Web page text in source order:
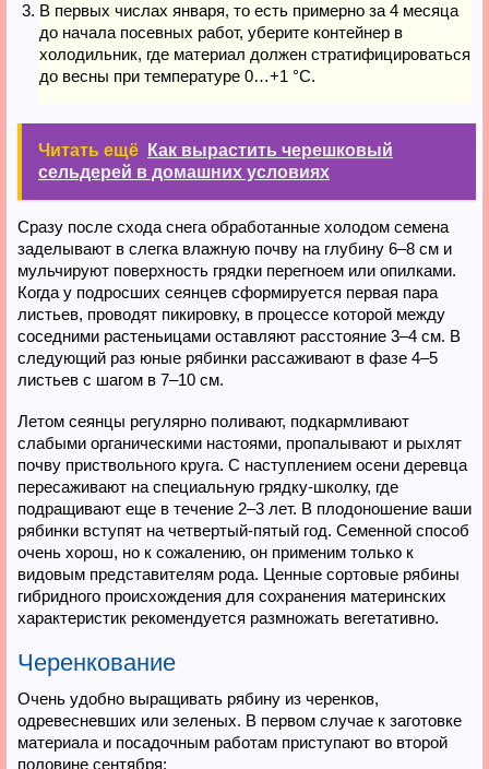
В первых числах января, то есть примерно за 4 месяца
до начала посевных работ, уберите контейнер в
холодильник, где материал должен стратифицироваться
до весны при температуре 0…+1 °C.
Читать ещё
Как вырастить черешковый
сельдерей в домашних условиях
Сразу после схода снега обработанные холодом семена
заделывают в слегка влажную почву на глубину 6–8 см и
мульчируют поверхность грядки перегноем или опилками.
Когда у подросших сеянцев сформируется первая пара
листьев, проводят пикировку, в процессе которой между
соседними растеньицами оставляют расстояние 3–4 см. В
следующий раз юные рябинки рассаживают в фазе 4–5
листьев с шагом в 7–10 см.
Летом сеянцы регулярно поливают, подкармливают
слабыми органическими настоями, пропалывают и рыхлят
почву приствольного круга. С наступлением осени деревца
пересаживают на специальную грядку-школку, где
подращивают еще в течение 2–3 лет. В плодоношение ваши
рябинки вступят на четвертый-пятый год. Семенной способ
очень хорош, но к сожалению, он применим только к
видовым представителям рода. Ценные сортовые рябины
гибридного происхождения для сохранения материнских
характеристик рекомендуется размножать вегетативно.
Черенкование
Очень удобно выращивать рябину из черенков,
одревесневших или зеленых. В первом случае к заготовке
материала и посадочным работам приступают во второй
половине сентября: